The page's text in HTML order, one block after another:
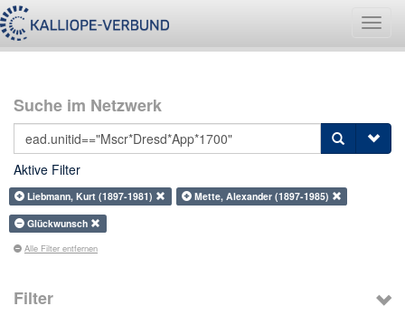
Suche im Netzwerk
Aktive Filter
Liebmann, Kurt (1897-1981)
Mette, Alexander (1897-1985)
Glückwunsch
Alle Filter entfernen
Filter